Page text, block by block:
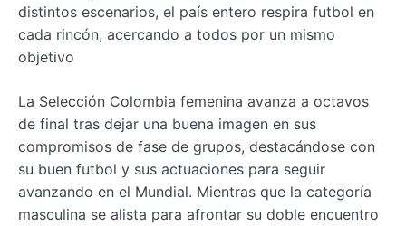
distintos escenarios, el país entero respira futbol en
cada rincón, acercando a todos por un mismo
objetivo
La Selección Colombia femenina avanza a octavos
de final tras dejar una buena imagen en sus
compromisos de fase de grupos, destacándose con
su buen futbol y sus actuaciones para seguir
avanzando en el Mundial. Mientras que la categoría
masculina se alista para afrontar su doble encuentro